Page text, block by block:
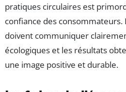
pratiques circulaires est
confiance des
doivent communiquer
écologiques et les résultats
une image positive et durable.